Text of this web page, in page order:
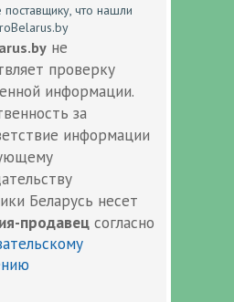
что нашли
не
проверку
информации.
за
информации
Беларусь несет
продавец согласно